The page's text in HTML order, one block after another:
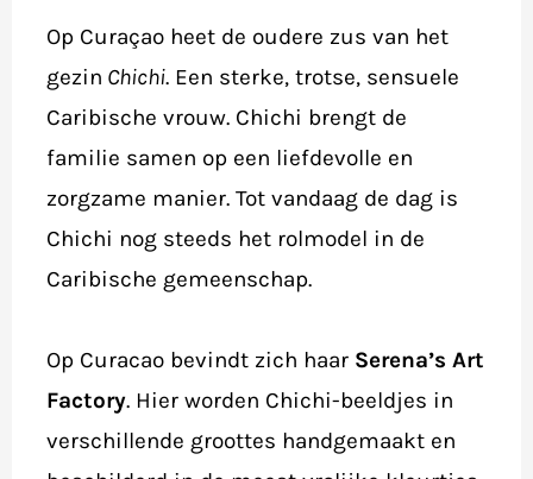
Op Curaçao heet de oudere zus van het
gezin Chichi. Een sterke, trotse, sensuele
Caribische vrouw. Chichi brengt de
familie samen op een liefdevolle en
zorgzame manier. Tot vandaag de dag is
Chichi nog steeds het rolmodel in de
Caribische gemeenschap.
Op Curacao bevindt zich haar Serena’s Art
Factory. Hier worden Chichi-beeldjes in
verschillende groottes handgemaakt en